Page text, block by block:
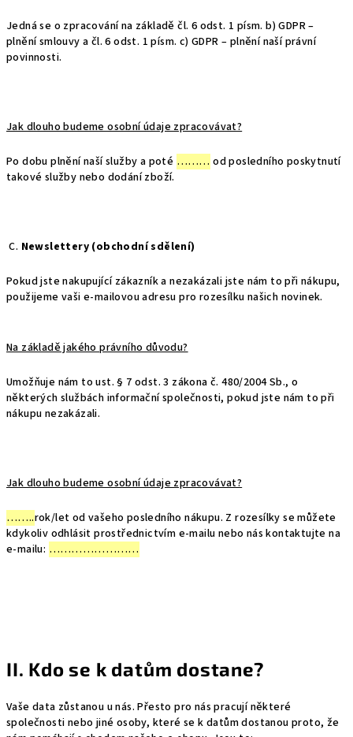
Jedná se o zpracování na základě čl. 6 odst. 1 písm. b) GDPR –
plnění smlouvy a čl. 6 odst. 1 písm. c) GDPR – plnění naší právní
povinnosti.
Jak dlouho budeme osobní údaje zpracovávat?
Po dobu plnění naší služby a poté ……… od posledního poskytnutí
takové služby nebo dodání zboží.
C. Newslettery (obchodní sdělení)
Pokud jste nakupující zákazník a nezakázali jste nám to při nákupu,
použijeme vaši e-mailovou adresu pro rozesílku našich novinek.
Na základě jakého právního důvodu?
Umožňuje nám to ust. § 7 odst. 3 zákona č. 480/2004 Sb., o
některých službách informační společnosti, pokud jste nám to při
nákupu nezakázali.
Jak dlouho budeme osobní údaje zpracovávat?
……..rok/let od vašeho posledního nákupu. Z rozesílky se můžete
kdykoliv odhlásit prostřednictvím e-mailu nebo nás kontaktujte na
e-mailu: ……………………
II. Kdo se k datům dostane?
Vaše data zůstanou u nás. Přesto pro nás pracují některé
společnosti nebo jiné osoby, které se k datům dostanou proto, že